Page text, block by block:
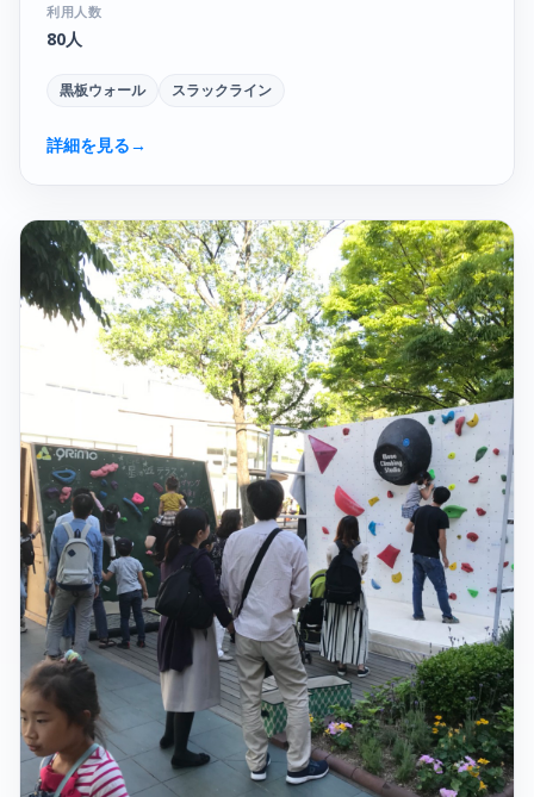
利用人数
80人
黒板ウォール スラックライン
詳細を見る→